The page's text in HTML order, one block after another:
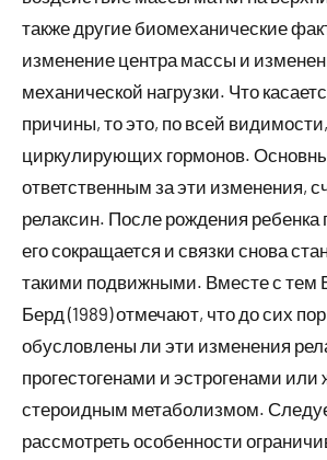
также другие биомеханические
изменение центра массы и
механической нагрузки. Что
причины, то это, по всей
циркулирующих гормонов.
ответственным за эти изменения,
релаксин. После рождения ребенка
его сокращается и связки снова
такими подвижными. Вместе с тем
Берд (1989) отмечают, что до сих
обусловлены ли эти изменения
прогестогенами и эстрогенами
стероидным метаболизмом.
рассмотреть особенности